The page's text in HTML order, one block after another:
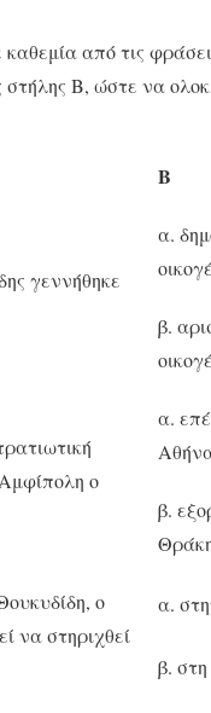
από τις
στήλης Β, ώστε να
Β
γεννήθηκε
α.
β.
ο
α.
β.
ο
να στηριχθεί
α.
β. στη